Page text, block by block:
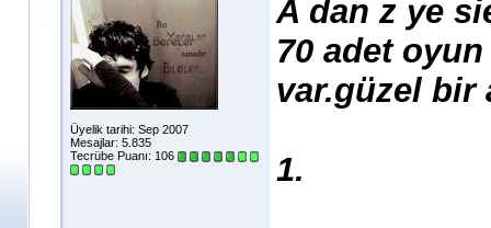
Üyelik tarihi: Sep 2007
Mesajlar: 5.835
Tecrübe Puanı: 106
A dan z ye
70 adet
var.güzel bir
1.